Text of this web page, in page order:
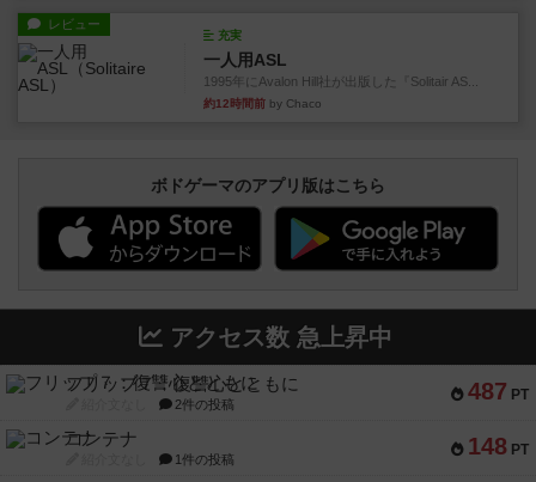
レビュー
充実
一人用ASL
1995年にAvalon Hill社が出版した『Solitair AS...
約12時間前 by Chaco
ボドゲーマのアプリ版はこちら
アクセス数 急上昇中
487 PT
フリップ７：復讐心とともに
2件の投稿
148 PT
コンテナ
1件の投稿